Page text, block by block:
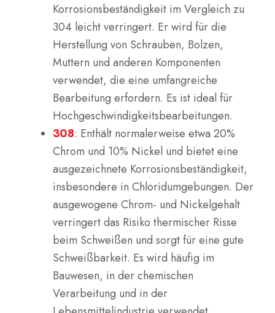
Korrosionsbeständigkeit im Vergleich zu
304 leicht verringert. Er wird für die
Herstellung von Schrauben, Bolzen,
Muttern und anderen Komponenten
verwendet, die eine umfangreiche
Bearbeitung erfordern. Es ist ideal für
Hochgeschwindigkeitsbearbeitungen.
308: Enthält normalerweise etwa 20%
Chrom und 10% Nickel und bietet eine
ausgezeichnete Korrosionsbeständigkeit,
insbesondere in Chloridumgebungen. Der
ausgewogene Chrom- und Nickelgehalt
verringert das Risiko thermischer Risse
beim Schweißen und sorgt für eine gute
Schweißbarkeit. Es wird häufig im
Bauwesen, in der chemischen
Verarbeitung und in der